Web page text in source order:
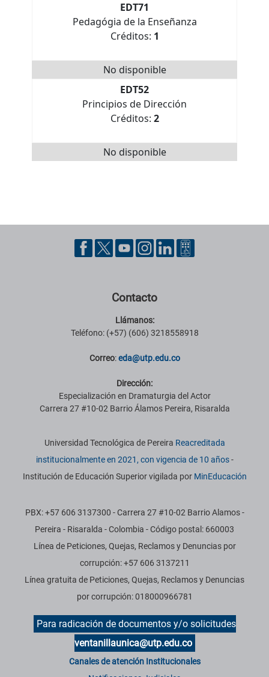
EDT71
Pedagógia de la Enseñanza
Créditos: 1
No disponible
EDT52
Principios de Dirección
Créditos: 2
No disponible
Pie de página con información de contacto, redes sociales y datos
Contacto
Llámanos:
Teléfono: (+57) (606) 3218558918
Correo:eda@utp.edu.co
Dirección:
Especialización en Dramaturgia del Actor
Carrera 27 #10-02 Barrio Álamos Pereira, Risaralda
Información institucional
Universidad Tecnológica de Pereira Reacreditada
institucionalmente en 2021, con vigencia de 10 años-
Institución de Educación Superior vigilada por MinEducación
PBX: +57 606 3137300 - Carrera 27 #10-02 Barrio Alamos -
Pereira - Risaralda - Colombia - Código postal: 660003
Línea de Peticiones, Quejas, Reclamos y Denuncias por
corrupción: +57 606 3137211
Línea gratuita de Peticiones, Quejas, Reclamos y Denuncias
por corrupción: 018000966781
Para radicación de documentos y/o solicitudes
ventanillaunica@utp.edu.co
Canales de atención Institucionales